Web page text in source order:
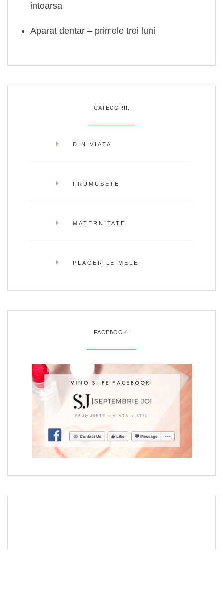
intoarsa
Aparat dentar – primele trei luni
CATEGORII:
DIN VIATA
FRUMUSETE
MATERNITATE
PLACERILE MELE
FACEBOOK: